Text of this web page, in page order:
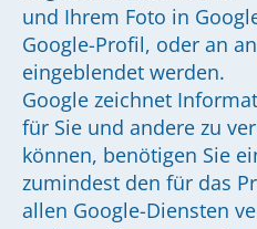
und Ihrem Foto in
Google-Profil, oder an
eingeblendet werden.
Google zeichnet
für Sie und andere zu
können, benötigen Sie
zumindest den für das
allen Google-Diensten